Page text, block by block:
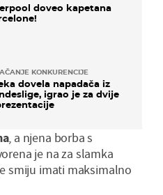
doveo kapetana
KONKURENCIJE
dovela napadača iz
igrao je za dvije
, a njena borba s
je na za slamka
smiju imati maksimalno